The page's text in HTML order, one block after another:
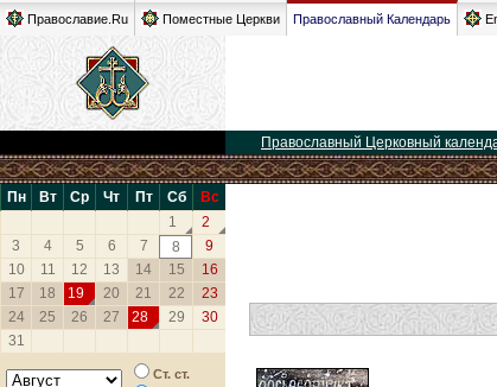
Православие.Ru Поместные Церкви Православный Календарь
Православный Церковный
Пн Вт Ср Чт Пт Сб
Вс
1
2
3
4 5 6 7 8
9
10
11 12 13 14 15
16
17
18 19 20 21 22
23
24
25 26 27 28 29
30
31
Ст. ст.